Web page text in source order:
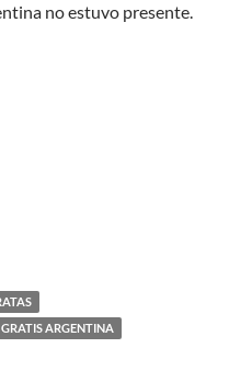
no estuvo presente.
ARGENTINA